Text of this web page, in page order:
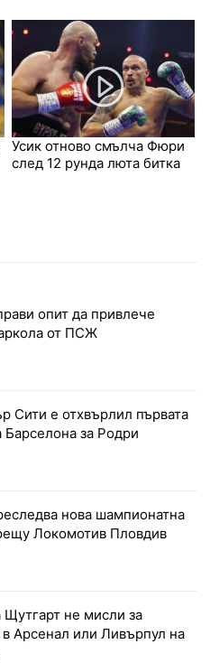
Усик отново смълча Фюри
след 12 рунда люта битка
опит да привлече
от ПСЖ
Сити е отхвърлил първата
Барселона за Родри
нова шампионатна
Локомотив Пловдив
Щутгарт не мисли за
Арсенал или Ливърпул на